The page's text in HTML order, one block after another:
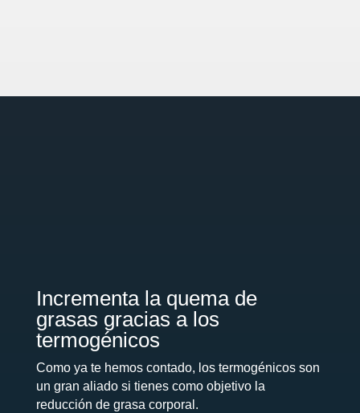
Incrementa la quema de
grasas gracias a los
termogénicos
Como ya te hemos contado, los termogénicos son
un gran aliado si tienes como objetivo la
reducción de grasa corporal.